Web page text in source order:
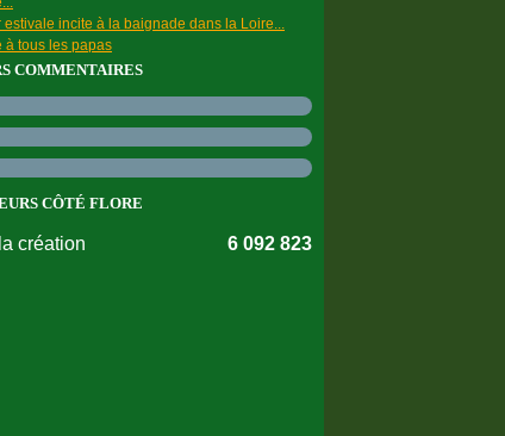
estivale incite à la baignade dans la Loire...
à tous les papas
COMMENTAIRES
CÔTÉ FLORE
création 6 092 823